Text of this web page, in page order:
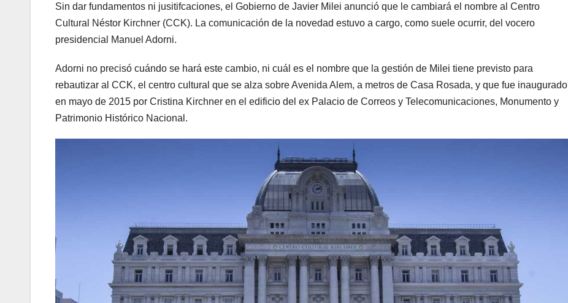
Sin dar fundamentos ni jusitifcaciones, el Gobierno de Javier Milei anunció que le cambiará el nombre al Centro
Cultural Néstor Kirchner (CCK). La comunicación de la novedad estuvo a cargo, como suele ocurrir, del vocero
presidencial Manuel Adorni.
Adorni no precisó cuándo se hará este cambio, ni cuál es el nombre que la gestión de Milei tiene previsto para
rebautizar al CCK, el centro cultural que se alza sobre Avenida Alem, a metros de Casa Rosada, y que fue inaugurado
en mayo de 2015 por Cristina Kirchner en el edificio del ex Palacio de Correos y Telecomunicaciones, Monumento y
Patrimonio Histórico Nacional.